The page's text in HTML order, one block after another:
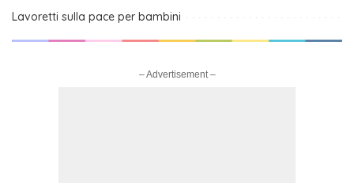
Lavoretti sulla pace per bambini
– Advertisement –